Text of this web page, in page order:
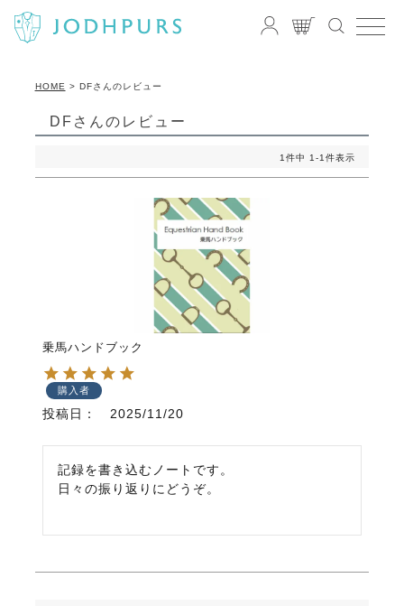
HOME DFさんのレビュー
DFさんのレビュー
1件中 1-1件表示
乗馬ハンドブック
購入者
投稿日 2025/11/20
記録を書き込むノートです。
日々の振り返りにどうぞ。